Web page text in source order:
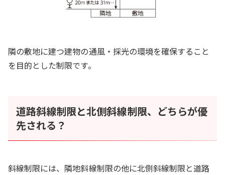
隣の敷地に建つ建物の通風・採光の環境を確保すること
を目的とした制限です。
道路斜線制限と北側斜線制限、どちらが優
先される？
斜線制限には、隣地斜線制限の他に北側斜線制限と道路